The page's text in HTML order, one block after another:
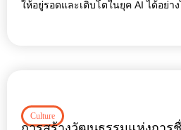
ให้อยู่รอดและเติบโตในยุค AI ได้อย่า
Culture